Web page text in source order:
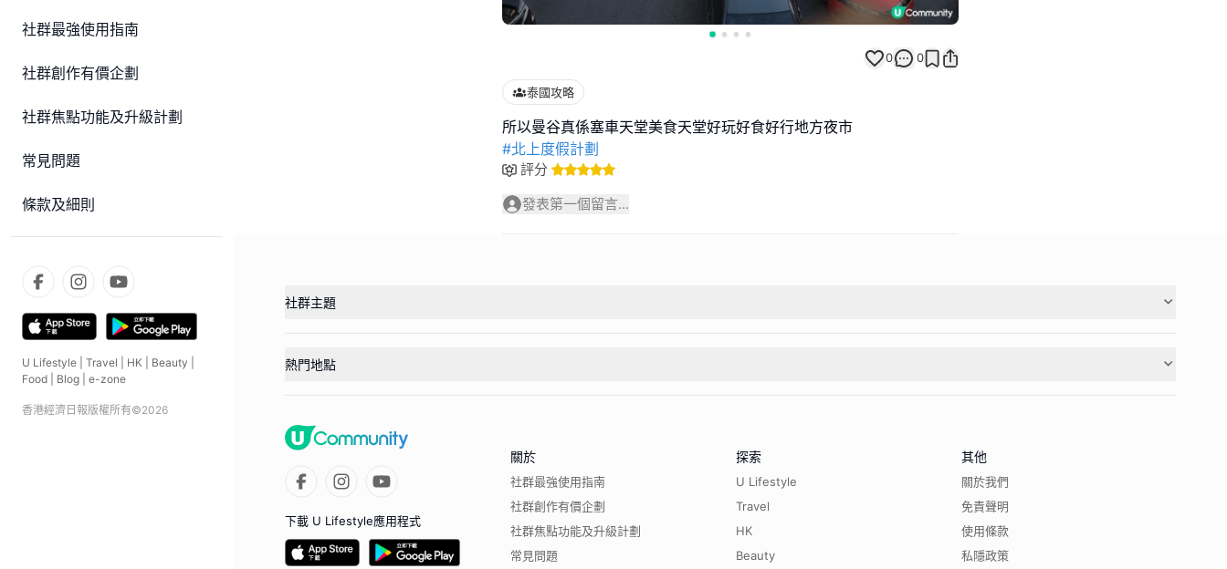
社群最強使用指南
社群創作有價企劃
社群焦點功能及升級計劃
常見問題
條款及細則
U Lifestyle Travel HK Beauty
Food
Blog e-zone
香港經濟日報版權所有©2026
0 0
泰國攻略
#北上度假計劃
評分
發表第一個留言...
社群主題
熱門地點
下載 U Lifestyle應用程式
關於
社群最強使用指南
社群創作有價企劃
社群焦點功能及升級計劃
常見問題
探索
U Lifestyle
Travel
HK
Beauty
其他
關於我們
免責聲明
使用條款
私隱政策